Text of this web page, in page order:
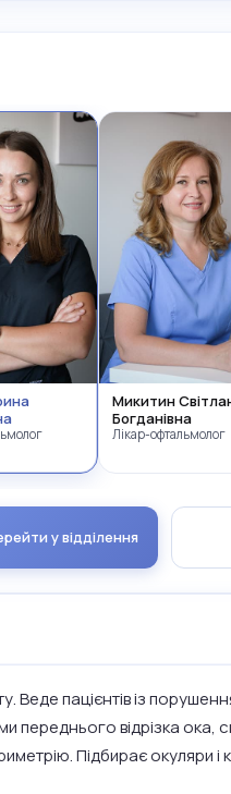
Микитин
Богданівна
Лікар-офтальмолог
у відділення
пацієнтів із
переднього відрізка
Підбирає окуляри